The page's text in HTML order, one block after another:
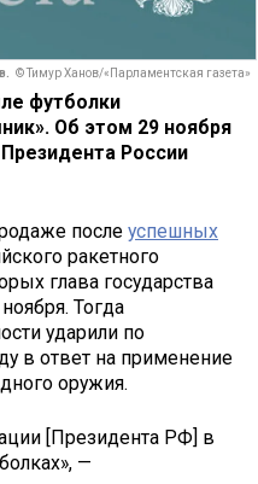
© Тимур Ханов/«Парламентская газета»
футболки
Об этом 29 ноября
России
после успешных
ракетного
глава государства
Тогда
ударили по
в ответ на применение
оружия.
[Президента РФ] в
—